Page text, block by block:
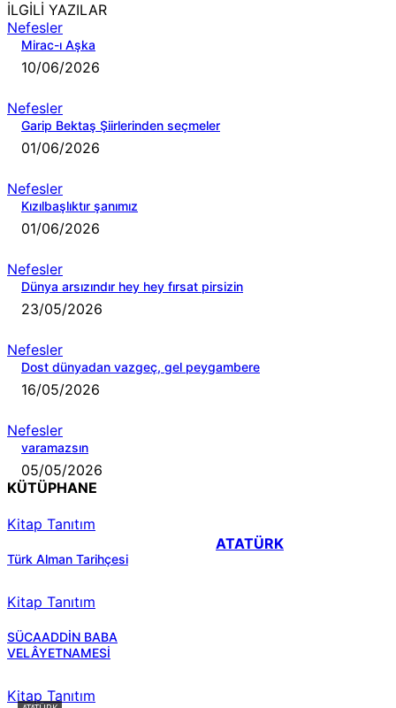
İLGİLİ YAZILAR
Nefesler
Mirac-ı Aşka
10/06/2026
Nefesler
Garip Bektaş Şiirlerinden seçmeler
01/06/2026
Nefesler
Kızılbaşlıktır şanımız
01/06/2026
Nefesler
Dünya arsızındır hey hey fırsat pirsizin
23/05/2026
Nefesler
Dost dünyadan vazgeç, gel peygambere
16/05/2026
Nefesler
varamazsın
05/05/2026
KÜTÜPHANE
Kitap Tanıtım
Türk Alman Tarihçesi
Kitap Tanıtım
SÜCAADDİN BABA
VELÂYETNAMESİ
Kitap Tanıtım
ATATÜRK